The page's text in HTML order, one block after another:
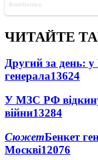
ЧИТАЙТЕ
Другий за день:
генерала13624
У МЗС РФ
війни13284
СюжетБенкет
Москві12076